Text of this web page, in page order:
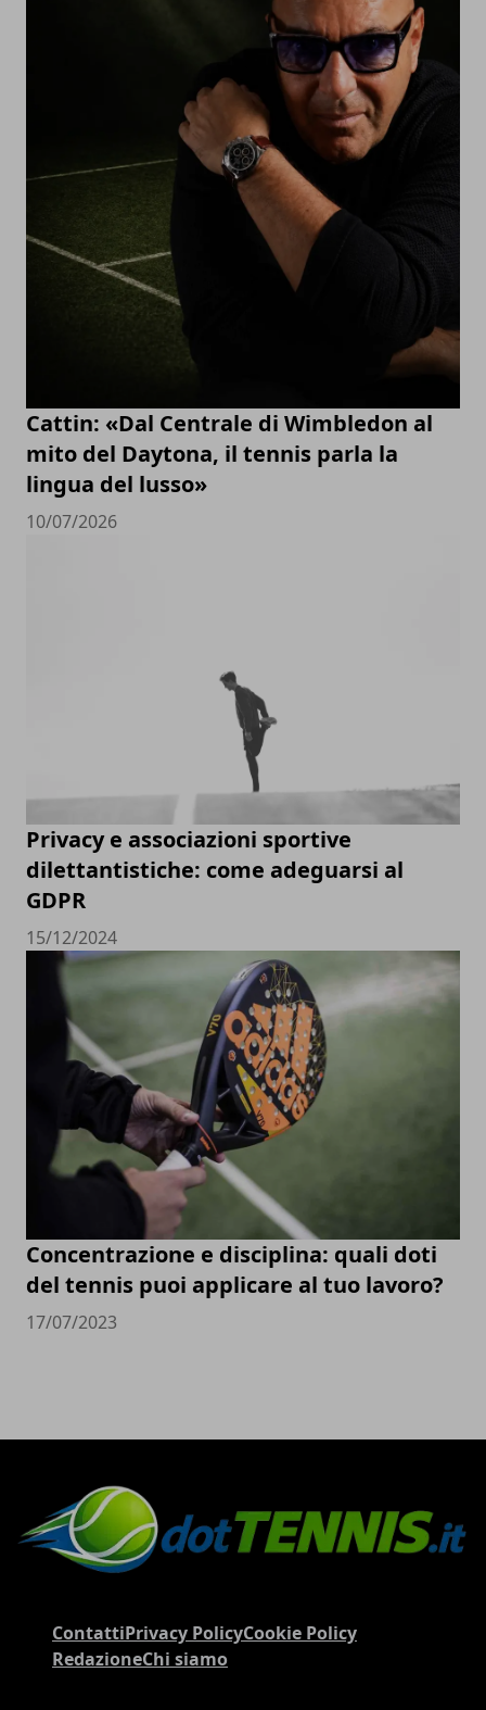
Cattin: «Dal Centrale di Wimbledon al
mito del Daytona, il tennis parla la
lingua del lusso»
10/07/2026
Privacy e associazioni sportive
dilettantistiche: come adeguarsi al
GDPR
15/12/2024
Concentrazione e disciplina: quali doti
del tennis puoi applicare al tuo lavoro?
17/07/2023
ContattiPrivacy PolicyCookie Policy
RedazioneChi siamo